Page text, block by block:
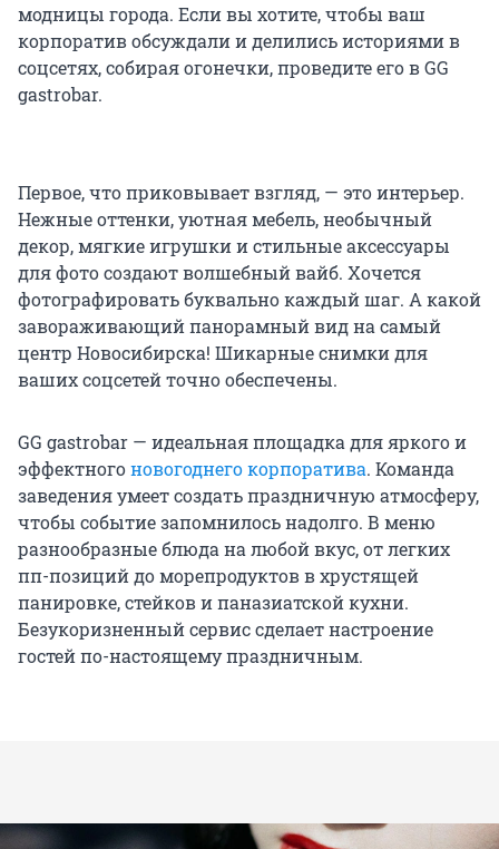
модницы города. Если вы хотите, чтобы ваш
корпоратив обсуждали и делились историями в
соцсетях, собирая огонечки, проведите его в GG
gastrobar.
Первое, что приковывает взгляд, — это интерьер.
Нежные оттенки, уютная мебель, необычный
декор, мягкие игрушки и стильные аксессуары
для фото создают волшебный вайб. Хочется
фотографировать буквально каждый шаг. А какой
завораживающий панорамный вид на самый
центр Новосибирска! Шикарные снимки для
ваших соцсетей точно обеспечены.
GG gastrobar — идеальная площадка для яркого и
эффектногоновогоднего корпоратива. Команда
заведения умеет создать праздничную атмосферу,
чтобы событие запомнилось надолго. В меню
разнообразные блюда на любой вкус, от легких
пп-позиций до морепродуктов в хрустящей
панировке, стейков и паназиатской кухни.
Безукоризненный сервис сделает настроение
гостей по-настоящему праздничным.